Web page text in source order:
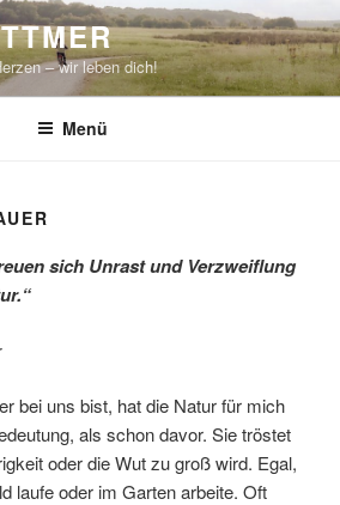
– wir leben dich!
Menü
sich Unrast und Verzweiflung
bei uns bist, hat die Natur für mich
als schon davor. Sie tröstet
oder die Wut zu groß wird. Egal,
laufe oder im Garten arbeite. Oft